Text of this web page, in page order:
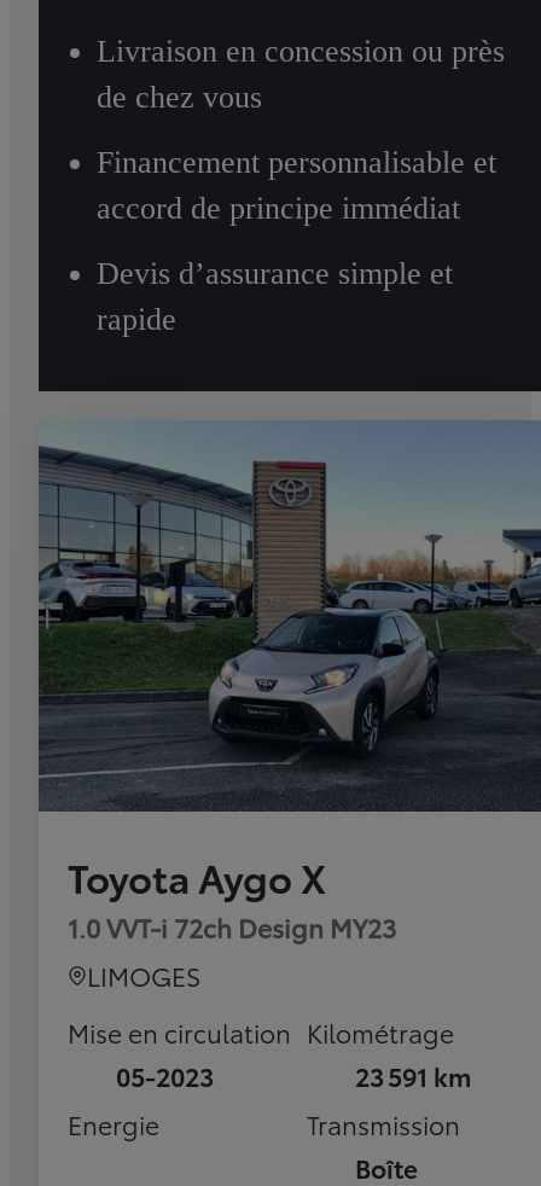
Livraison en concession ou près
de chez vous
Financement personnalisable et
accord de principe immédiat
Devis d’assurance simple et
rapide
Toyota Aygo X
1.0 VVT-i 72ch Design MY23
LIMOGES
Mise en circulation
05-2023
Kilométrage
23 591 km
Energie
Transmission
Boîte